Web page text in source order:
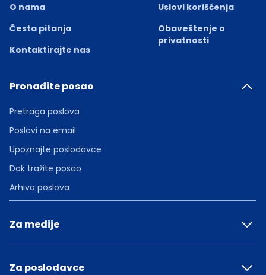
O nama
Česta pitanja
Kontaktirajte nas
Uslovi korišćenja
Obaveštenje o
privatnosti
Pronađite posao
Pretraga poslova
Poslovi na email
Upoznajte poslodavce
Dok tražite posao
Arhiva poslova
Za medije
Za poslodavce